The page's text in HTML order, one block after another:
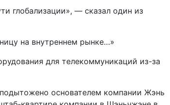
глобализации», — сказал один из
на внутреннем рынке…»
для телекоммуникаций из-за
основателем компании Жэнь